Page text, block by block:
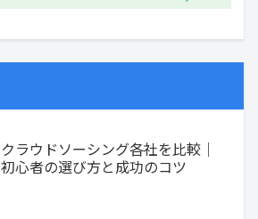
クラウドソーシング各社を比較｜
初心者の選び方と成功のコツ